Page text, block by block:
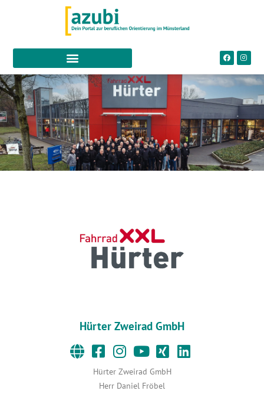
Hürter Zweirad GmbH
Hürter Zweirad GmbH
Herr Daniel Fröbel